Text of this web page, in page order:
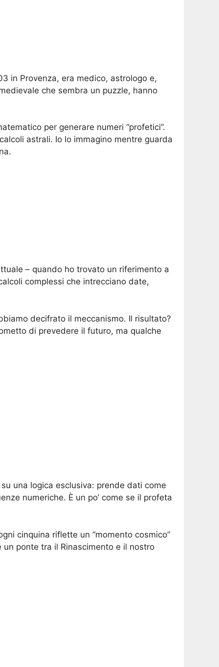
in Provenza, era medico, astrologo e,
che sembra un puzzle, hanno
per generare numeri “profetici”.
astrali. Io lo immagino mentre guarda
– quando ho trovato un riferimento a
complessi che intrecciano date,
decifrato il meccanismo. Il risultato?
di prevedere il futuro, ma qualche
una logica esclusiva: prende dati come
numeriche. È un po’ come se il profeta
cinquina riflette un “momento cosmico”
ponte tra il Rinascimento e il nostro